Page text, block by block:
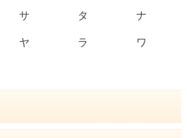
サ タ ナ
ヤ ラ ワ